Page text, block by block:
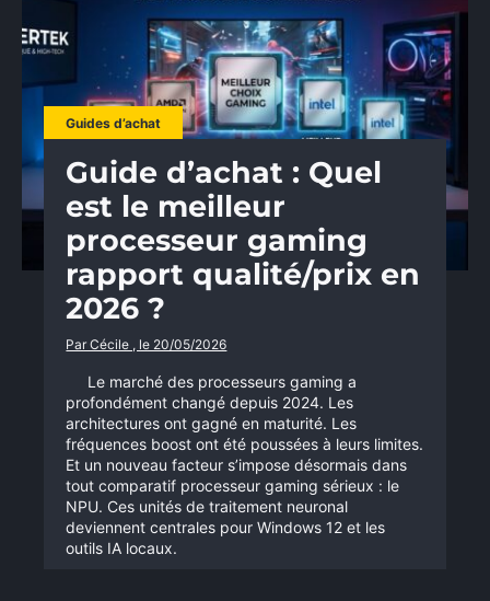
Guides d’achat
Guide d’achat : Quel
est le meilleur
processeur gaming
rapport qualité/prix en
2026 ?
Par Cécile , le 20/05/2026
Le marché des processeurs gaming a
profondément changé depuis 2024. Les
architectures ont gagné en maturité. Les
fréquences boost ont été poussées à leurs limites.
Et un nouveau facteur s’impose désormais dans
tout comparatif processeur gaming sérieux : le
NPU. Ces unités de traitement neuronal
deviennent centrales pour Windows 12 et les
outils IA locaux.